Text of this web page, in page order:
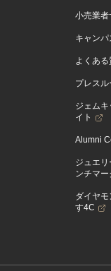
小売業者
キャンパ
よくある
プレスル
ジェム
イト
Alumni
ジュエ
ンチマー
ダイヤ
す4C